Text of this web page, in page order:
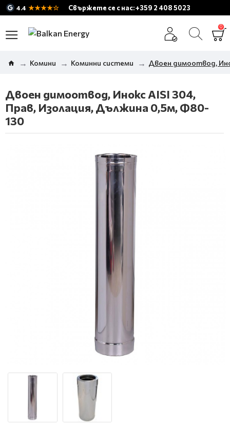
4.4 ★★★★☆ Свържете се с нас: +359 2 408 5023
0
Комини Коминни системи Двоен димоотвод,
Двоен димоотвод, Инокс AISI 304,
Прав, Изолация, Дължина 0,5м, Ф80-
130